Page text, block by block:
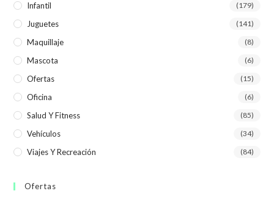
Infantil (179)
Juguetes (141)
Maquillaje (8)
Mascota (6)
Ofertas (15)
Oficina (6)
Salud Y Fitness (85)
Vehículos (34)
Viajes Y Recreación (84)
Ofertas